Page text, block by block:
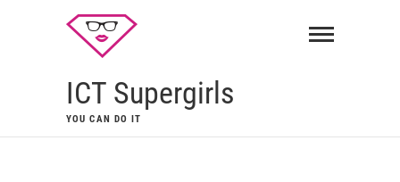
ICT Supergirls
YOU CAN DO IT